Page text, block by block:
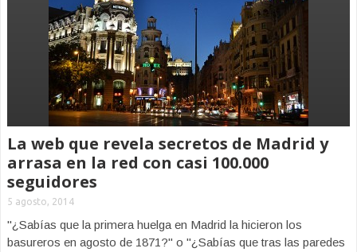
La web que revela secretos de Madrid y
arrasa en la red con casi 100.000
seguidores
5 agosto, 2014
"¿Sabías que la primera huelga en Madrid la hicieron los
basureros en agosto de 1871?" o "¿Sabías que tras las paredes